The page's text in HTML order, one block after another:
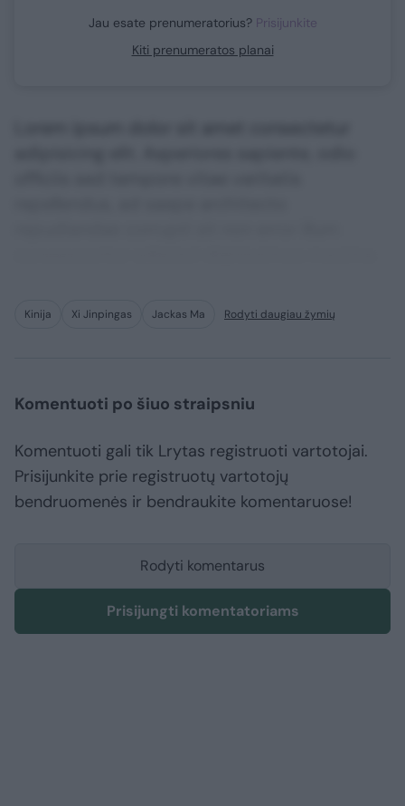
Jau esate prenumeratorius? Prisijunkite
Kiti prenumeratos planai
Kinija Xi Jinpingas Jackas Ma Rodyti daugiau žymių
Komentuoti po šiuo straipsniu
Komentuoti gali tik Lrytas registruoti vartotojai.
Prisijunkite prie registruotų vartotojų
bendruomenės ir bendraukite komentaruose!
Rodyti komentarus
Prisijungti komentatoriams